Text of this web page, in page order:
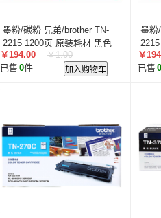
墨粉/碳粉 兄弟/brother TN-
2215 1200页 原装耗材 黑色
￥194.00
￥1.00
已售 0件 加入购物车
墨粉
￥
已售 0